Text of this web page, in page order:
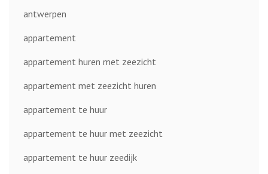
antwerpen
appartement
appartement huren met zeezicht
appartement met zeezicht huren
appartement te huur
appartement te huur met zeezicht
appartement te huur zeedijk